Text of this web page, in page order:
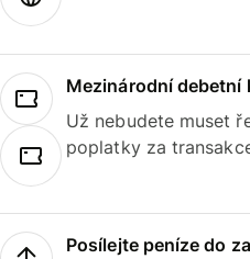
Mezinárodní debetní
Už nebudete muset
poplatky za
Posílejte peníze do